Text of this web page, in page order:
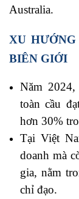
Australia.
XU
BIÊN GIỚI
Năm
toàn cầu
hơn 30%
Tại Việt
doanh mà
gia, nằm
chỉ đạo.